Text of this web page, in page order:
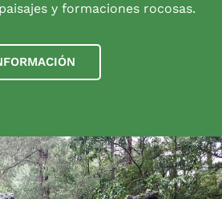
y formaciones rocosas.